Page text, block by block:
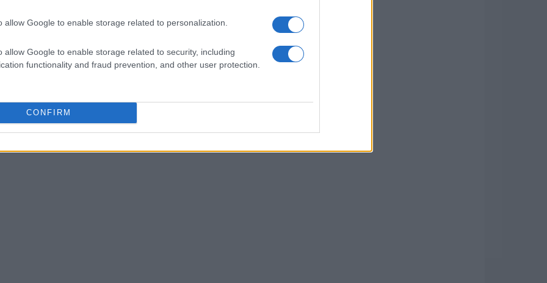
allow Google to enable storage related to personalization.
allow Google to enable storage related to security, including
functionality and fraud prevention, and other user protection.
CONFIRM
Top 100 grâce à la puissance de son service, un
pour un joueur de son gabarit.